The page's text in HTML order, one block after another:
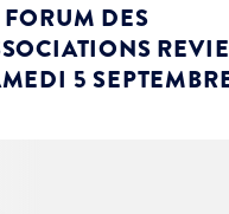
FORUM DES
5